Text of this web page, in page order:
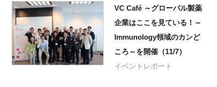
VC Café ～グローバル製薬
企業はここを見ている！～
Immunology領域のカンど
ころ～を開催（11/7）
イベントレポート